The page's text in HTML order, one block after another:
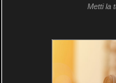
Metti la